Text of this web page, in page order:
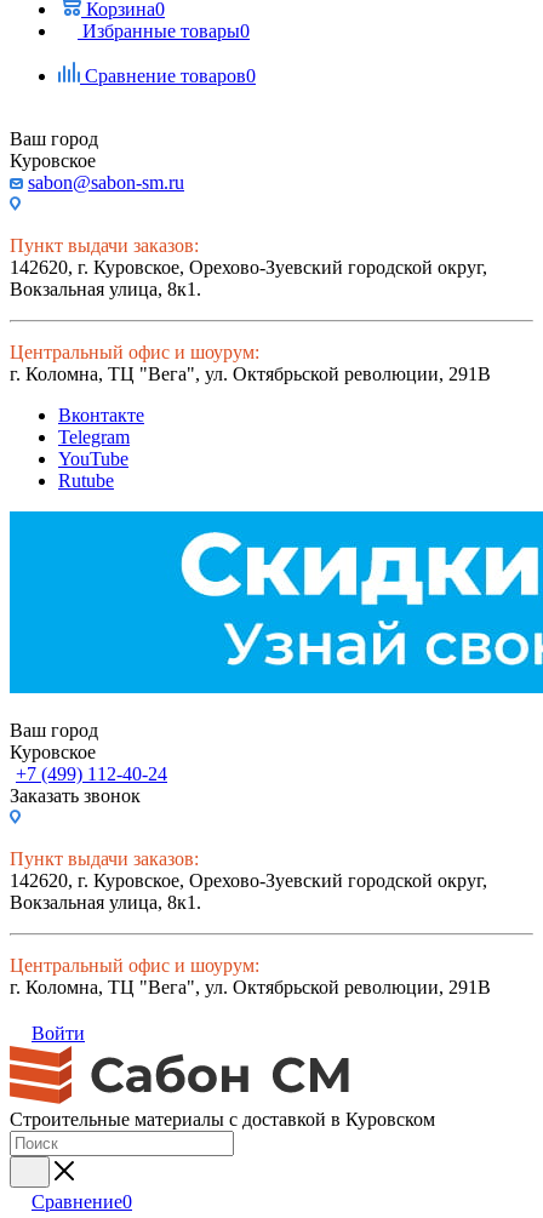
Корзина0
Избранные товары0
Сравнение товаров0
Ваш город
Куровское
sabon@sabon-sm.ru
Пункт выдачи заказов:
142620, г. Куровское, Орехово-Зуевский городской округ,
Вокзальная улица, 8к1.
Центральный офис и шоурум:
г. Коломна, ТЦ "Вега", ул. Октябрьской революции, 291В
Вконтакте
Telegram
YouTube
Rutube
Ваш город
Куровское
+7 (499) 112-40-24
Заказать звонок
Пункт выдачи заказов:
142620, г. Куровское, Орехово-Зуевский городской округ,
Вокзальная улица, 8к1.
Центральный офис и шоурум:
г. Коломна, ТЦ "Вега", ул. Октябрьской революции, 291В
Войти
Строительные материалы с доставкой в Куровском
Сравнение0